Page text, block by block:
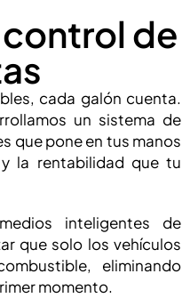
de
cada galón cuenta.
un sistema de
que pone en tus manos
la rentabilidad que tu
inteligentes de
que solo los vehículos
eliminando
momento.